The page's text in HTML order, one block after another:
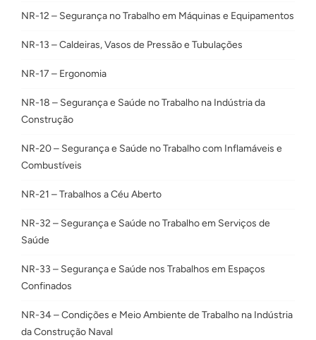
NR-12 – Segurança no Trabalho em Máquinas e Equipamentos
NR-13 – Caldeiras, Vasos de Pressão e Tubulações
NR-17 – Ergonomia
NR-18 – Segurança e Saúde no Trabalho na Indústria da
Construção
NR-20 – Segurança e Saúde no Trabalho com Inflamáveis e
Combustíveis
NR-21 – Trabalhos a Céu Aberto
NR-32 – Segurança e Saúde no Trabalho em Serviços de
Saúde
NR-33 – Segurança e Saúde nos Trabalhos em Espaços
Confinados
NR-34 – Condições e Meio Ambiente de Trabalho na Indústria
da Construção Naval